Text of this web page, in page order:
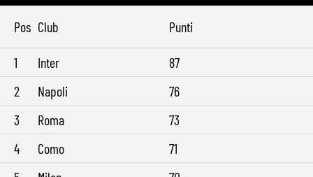
Pos Club Punti
1 Inter
87
2
Napoli
76
3
Roma
73
4
Como
71